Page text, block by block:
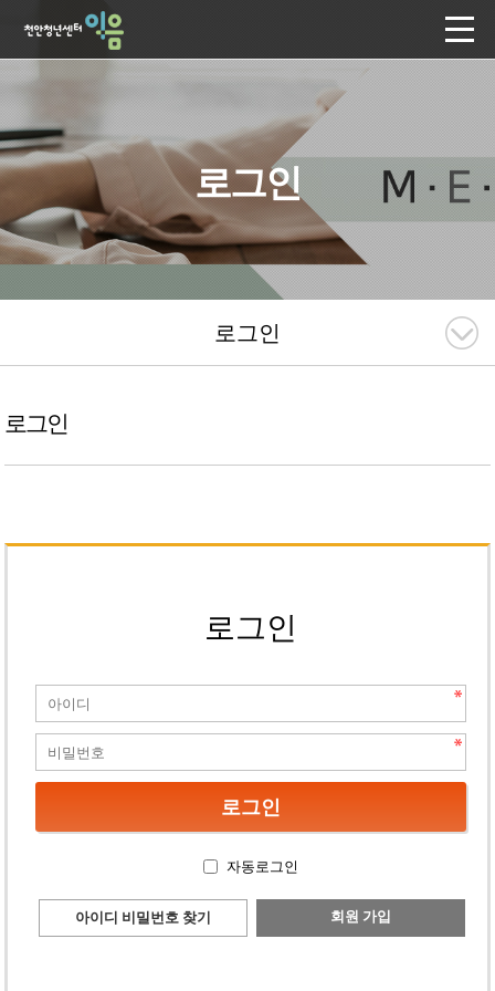
로그인
로그인
로그인
로그인
자동로그인
아이디 비밀번호 찾기 회원 가입